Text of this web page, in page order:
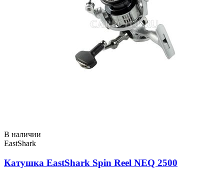
В наличии
EastShark
Катушка EastShark Spin Reel NEQ 2500